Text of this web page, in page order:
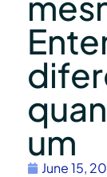
um
June 15,